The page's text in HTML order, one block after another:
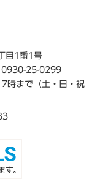
目1番1号
0930-25-0299
時まで（土・日・祝